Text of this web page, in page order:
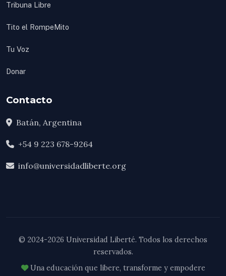
Tribuna Libre
Tito el RompeMito
Tu Voz
Donar
Contacto
Batán, Argentina
+54 9 223 678-9264
info@universidadliberte.org
© 2024-2026 Universidad Liberté. Todos los derechos
reservados.
Una educación que libere, transforme y empodere